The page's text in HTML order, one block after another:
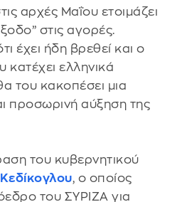
αρχές Μαΐου ετοιμάζει
στις αγορές.
έχει ήδη βρεθεί και ο
κατέχει ελληνικά
του κακοπέσει μια
προσωρινή αύξηση της
του κυβερνητικού
, ο οποίος
του ΣΥΡΙΖΑ για